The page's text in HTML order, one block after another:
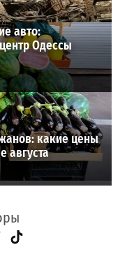
авто:
Одессы
какие цены
августа
TikTok